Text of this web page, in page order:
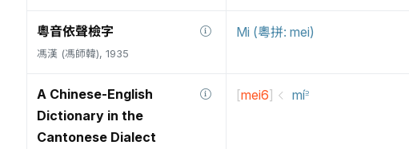
粵音依聲檢字
馮漢 (馮師韓), 1935
Mi (粵拼: mei)
A Chinese-English
Dictionary in the
Cantonese Dialect
[mei6] mí꜅